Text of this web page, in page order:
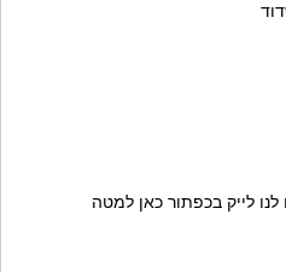
לנו לייק בכפתור כאן למטה